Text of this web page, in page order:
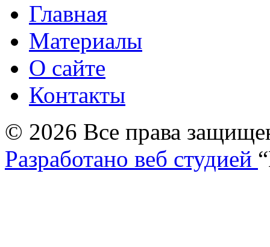
Главная
Материалы
О сайте
Контакты
© 2026 Все права
Разработано веб студией